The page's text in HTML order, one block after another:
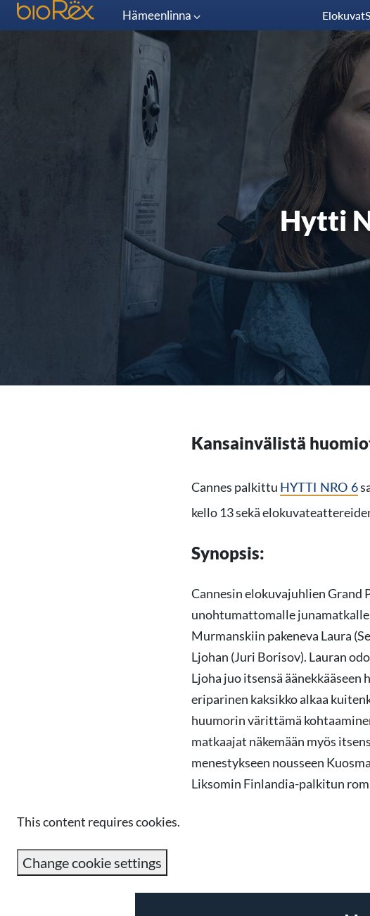
Hämeenlinna Elokuvat
Hytti
Kansainvälistä
Cannes palkittu HYTTI NRO 6
kello 13 sekä
Synopsis:
Cannesin elokuvajuhlien Grand
unohtumattomalle
Murmanskiin pakeneva Laura
Ljohan (Juri Borisov). Lauran
Ljoha juo itsensä
eriparinen kaksikko alkaa
huumorin värittämä
matkaajat näkemään myös
menestykseen nousseen
Liksomin Finlandia-palkitun
This content requires cookies.
Change cookie settings